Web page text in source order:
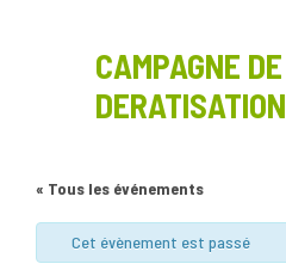
CAMPAGNE DE
DERATISATION
« Tous les événements
Cet évènement est passé